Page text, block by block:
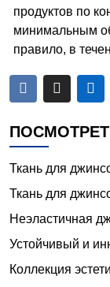
продуктов по
минимальным
правило, в
  
Ткань для
Ткань для
Неэластичная
Устойчивый и
Коллекция